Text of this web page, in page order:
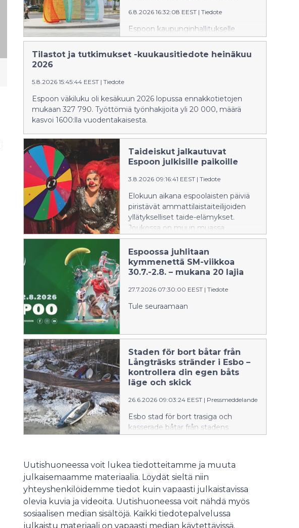
6.8.2026 16:32:08 EEST | Tiedote
Espoon kaupunginhallitukselle
esitetään
yhteistoimintaneuvottelujen
miljoonan euron vuosittainen säästö
henkilöstökuluissa.
Kaupunginhallitus käsittelee asiaa
kokouksessaan 10.8.2026.
Tilastot ja tutkimukset -kuukausitiedote heinäkuu
2026
5.8.2026 15:45:44 EEST | Tiedote
Espoon väkiluku oli kesäkuun 2026 lopussa ennakkotietojen
mukaan 327 790. Työttömiä työnhakijoita yli 20 000, määrä
kasvoi 1600:lla vuodentakaisesta.
Taideiskut jalkautuvat
Espoon julkisille paikoille
3.8.2026 09:16:41 EEST | Tiedote
Elokuun aikana espoolaisten päiviä
piristävät ammattilaistaiteilijoiden
yllätykselliset taide-elämykset.
Joukossa on muun muassa
rauhantahtoa esittelevä yhteisöllinen
esitystaidehanke, nukketeatteria,
tankotanssia ja musiikkiesityksiä.
Espoossa juhlitaan
kymmenettä SM-viikkoa
30.7.-2.8. – mukana 20 lajia
27.7.2026 07:30:00 EEST | Tiedote
Tule seuraamaan
Staden för bort båtar från
Långträsks stränder i Esbo –
kontrollera din egen båts
läge och skick
26.6.2026 09:03:24 EEST | Pressmeddelande
Esbo stad för bort trasiga och
kasserade båtar från stadens
områden vid Långträsk i Esbo
privata markägare för bort kasserade
båtar från sin mark. Att förvara en
båt kräver alltid markägarens
tillstånd. Det är i första hand båtens
ägare som ska föra bort den.
Uutishuoneessa voit lukea tiedotteitamme ja muuta
julkaisemaamme materiaalia. Löydät sieltä niin
yhteyshenkilöidemme tiedot kuin vapaasti julkaistavissa
olevia kuvia ja videoita. Uutishuoneessa voit nähdä myös
sosiaalisen median sisältöjä. Kaikki tiedotepalvelussa
julkaistu materiaali on vapaasti median käytettävissä.